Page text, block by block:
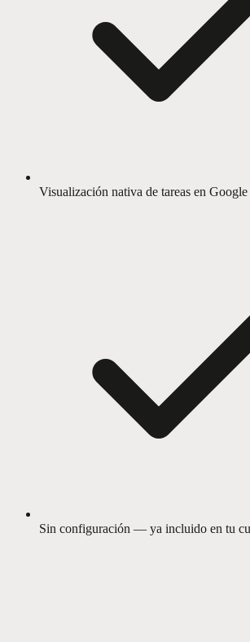
Visualización nativa de tareas en
Sin configuración — ya incluido en tu